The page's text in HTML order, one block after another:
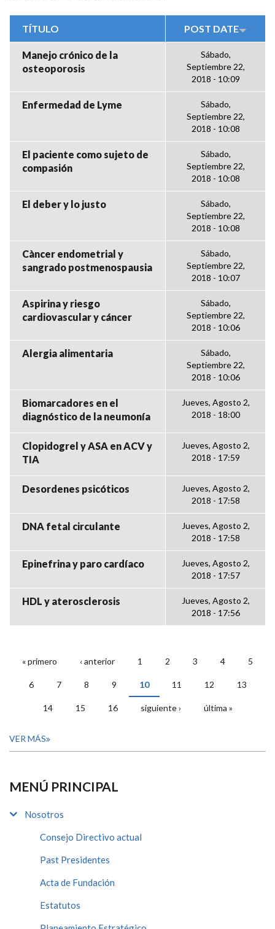
TÍTULO POST DATE
Manejo crónico de la
osteoporosis
Sábado,
Septiembre 22,
2018 - 10:09
Enfermedad de Lyme
Sábado,
Septiembre 22,
2018 - 10:08
El paciente como sujeto de
compasión
Sábado,
Septiembre 22,
2018 - 10:08
El deber y lo justo
Sábado,
Septiembre 22,
2018 - 10:08
Càncer endometrial y
sangrado postmenospausia
Sábado,
Septiembre 22,
2018 - 10:07
Aspirina y riesgo
cardiovascular y cáncer
Sábado,
Septiembre 22,
2018 - 10:06
Alergia alimentaria
Sábado,
Septiembre 22,
2018 - 10:06
Biomarcadores en el
diagnóstico de la neumonía
Jueves, Agosto 2,
2018 - 18:00
Clopidogrel y ASA en ACV y
TIA
Jueves, Agosto 2,
2018 - 17:59
Desordenes psicóticos
Jueves, Agosto 2,
2018 - 17:58
DNA fetal circulante
Jueves, Agosto 2,
2018 - 17:58
Epinefrina y paro cardíaco
Jueves, Agosto 2,
2018 - 17:57
HDL y aterosclerosis
Jueves, Agosto 2,
2018 - 17:56
PÁGINAS
« primero ‹ anterior 1 2 3 4 5
6 7 8 9 10 11 12 13
14 15 16 siguiente › última »
VER MÁS
MENÚ PRINCIPAL
Nosotros
Consejo Directivo actual
Past Presidentes
Acta de Fundación
Estatutos